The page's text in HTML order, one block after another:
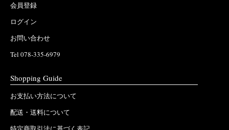
会員登録
ログイン
お問い合わせ
Tel 078-335-6979
Shopping Guide
お支払い方法について
配送・送料について